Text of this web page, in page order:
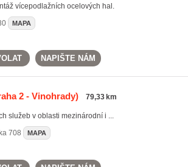
vícepodlažních ocelových hal.
MAPA
NAPIŠTE NÁM
2 - Vinohrady) 79,33 km
služeb v oblasti mezinárodní i ...
708 MAPA